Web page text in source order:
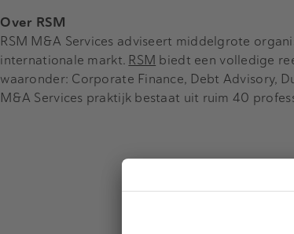
Over RSM
RSM M&A Services adviseert middelgrote
internationale markt. RSM biedt een volledige
waaronder: Corporate Finance, Debt Advisory,
M&A Services praktijk bestaat uit ruim 40